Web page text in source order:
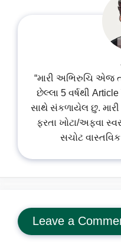
“મારી અભિરુચિ એજ
છેલ્લા 5 વર્ષથી
સાથે સંકળાયેલ છુ. મારી
ફરતા ખોટા/અફવા
સચોટ
Leave a